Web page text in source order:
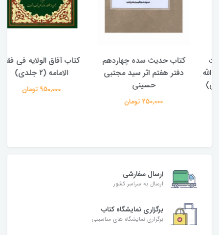
کتاب حدیث سده چهاردهم
دفتر هفتم اثر سید مجتبی
حسینی
250,000 تومان
کتاب آفاق الولایه فی فقه
الامامه (2 جلدی)
950,000 تومان
ارسال سفارشی
ارسال به سراسر کشور
برگزاری نمایشگاه کتاب
برگزاری نمایشگاه های مناسبتی